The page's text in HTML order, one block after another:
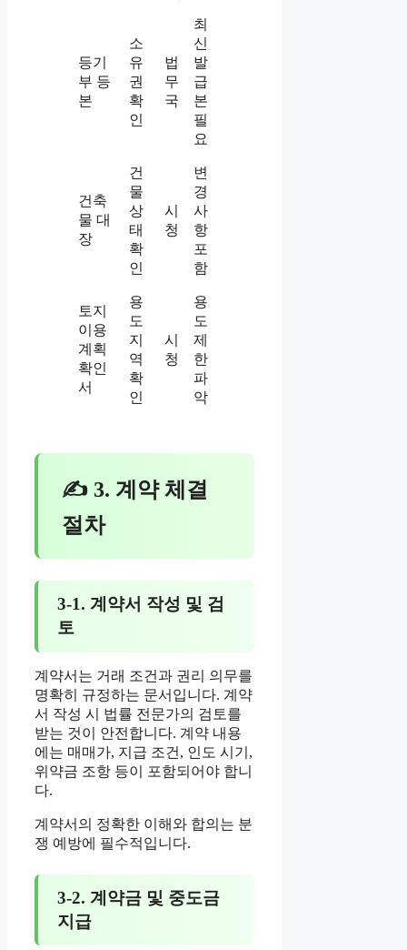
등기
부 등
본
소
유
권
확
인
법
무
국
최
신
발
급
본
필
요
건축
물 대
장
건
물
상
태
확
인
시
청
변
경
사
항
포
함
토지
이용
계획
확인
서
용
도
지
역
확
인
시
청
용
도
제
한
파
악
✍ 3. 계약 체결
절차
3-1. 계약서 작성 및 검
토
계약서는 거래 조건과 권리 의무를
명확히 규정하는 문서입니다. 계약
서 작성 시 법률 전문가의 검토를
받는 것이 안전합니다. 계약 내용
에는 매매가, 지급 조건, 인도 시기,
위약금 조항 등이 포함되어야 합니
다.
계약서의 정확한 이해와 합의는 분
쟁 예방에 필수적입니다.
3-2. 계약금 및 중도금
지급